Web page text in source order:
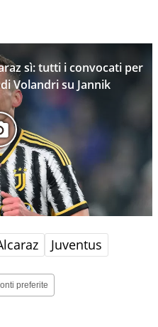
sì: tutti i convocati per
Volandri su Jannik
Juventus
preferite